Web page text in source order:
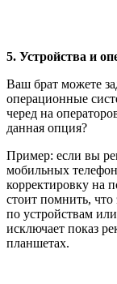
5. Устройства и
Ваш брат можете
операционные
черед на
данная опция?
Пример: если вы
мобильных
корректировку на
стоит помнить, что
по устройствам
исключает показ
планшетах.